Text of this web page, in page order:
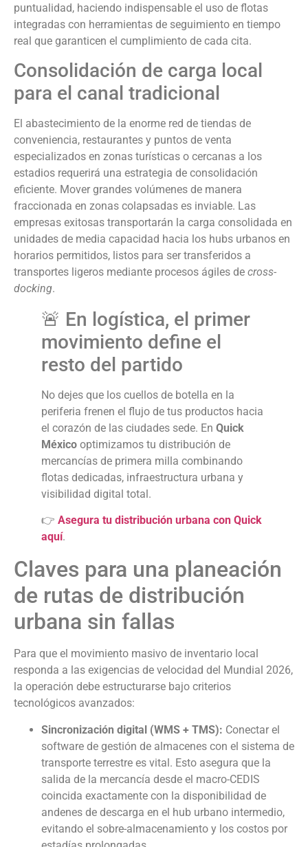
puntualidad, haciendo indispensable el uso de flotas
integradas con herramientas de seguimiento en tiempo
real que garanticen el cumplimiento de cada cita.
Consolidación de carga local
para el canal tradicional
El abastecimiento de la enorme red de tiendas de
conveniencia, restaurantes y puntos de venta
especializados en zonas turísticas o cercanas a los
estadios requerirá una estrategia de consolidación
eficiente. Mover grandes volúmenes de manera
fraccionada en zonas colapsadas es inviable. Las
empresas exitosas transportarán la carga consolidada en
unidades de media capacidad hacia los hubs urbanos en
horarios permitidos, listos para ser transferidos a
transportes ligeros mediante procesos ágiles de cross-
docking.
🚨 En logística, el primer
movimiento define el
resto del partido
No dejes que los cuellos de botella en la
periferia frenen el flujo de tus productos hacia
el corazón de las ciudades sede. En Quick
México optimizamos tu distribución de
mercancías de primera milla combinando
flotas dedicadas, infraestructura urbana y
visibilidad digital total.
👉 Asegura tu distribución urbana con Quick
aquí.
Claves para una planeación
de rutas de distribución
urbana sin fallas
Para que el movimiento masivo de inventario local
responda a las exigencias de velocidad del Mundial 2026,
la operación debe estructurarse bajo criterios
tecnológicos avanzados:
Sincronización digital (WMS + TMS): Conectar el
software de gestión de almacenes con el sistema de
transporte terrestre es vital. Esto asegura que la
salida de la mercancía desde el macro-CEDIS
coincida exactamente con la disponibilidad de
andenes de descarga en el hub urbano intermedio,
evitando el sobre-almacenamiento y los costos por